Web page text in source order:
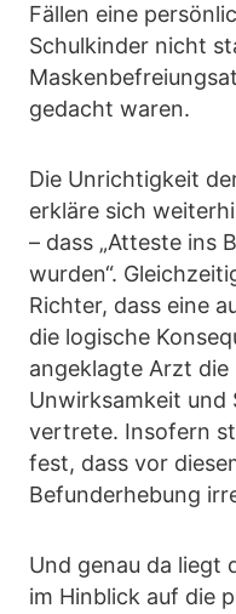
Fällen eine
Schulkinder nicht
gedacht waren.
Die Unrichtigkeit
erkläre sich
– dass „Atteste ins
wurden“.
Richter, dass eine
die logische
angeklagte Arzt
Unwirksamkeit und
vertrete. Insofern
fest, dass vor
Befunderhebung
Und genau da liegt
im Hinblick auf die